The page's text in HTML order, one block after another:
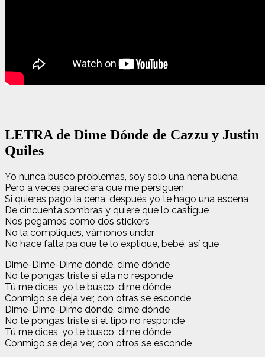
LETRA de Dime Dónde de Cazzu y Justin
Quiles
Yo nunca busco problemas, soy solo una nena buena
Pero a veces pareciera que me persiguen
Si quieres pago la cena, después yo te hago una escena
De cincuenta sombras y quiere que lo castigue
Nos pegamos como dos stickers
No la compliques, vámonos under
No hace falta pa que te lo explique, bebé, así que
Dime-Dime-Dime dónde, dime dónde
No te pongas triste si ella no responde
Tú me dices, yo te busco, dime dónde
Conmigo se deja ver, con otras se esconde
Dime-Dime-Dime dónde, dime dónde
No te pongas triste si el tipo no responde
Tú me dices, yo te busco, dime dónde
Conmigo se deja ver, con otros se esconde